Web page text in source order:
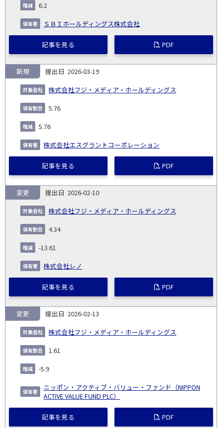
6.2
ＳＢＩホールディングス株式会社
記事を見る PDF
2026-03-19
株式会社フジ・メディア・ホールディングス
新規
5.76
5.76
株式会社エスグラントコーポレーション
記事を見る PDF
2026-02-10
株式会社フジ・メディア・ホールディングス
変更
4.34
-13.61
株式会社レノ
記事を見る PDF
2026-02-13
株式会社フジ・メディア・ホールディングス
変更
1.61
-5.9
ニッポン・アクティブ・バリュー・ファンド（NIPPON
ACTIVE VALUE FUND PLC）
記事を見る PDF